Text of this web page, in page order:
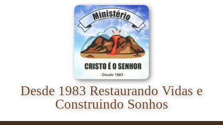
Desde 1983 Restaurando Vidas e
Construindo Sonhos